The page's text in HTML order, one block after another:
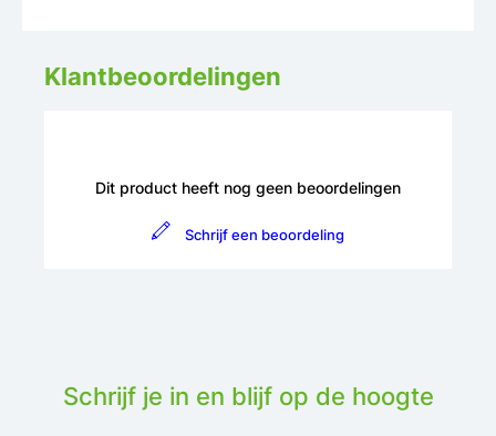
Klantbeoordelingen
Dit product heeft nog geen beoordelingen
Schrijf een beoordeling
Schrijf je in en blijf op de hoogte